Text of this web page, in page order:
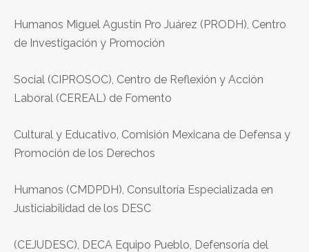
Humanos Miguel Agustín Pro Juárez (PRODH), Centro
de Investigación y Promoción
Social (CIPROSOC), Centro de Reflexión y Acción
Laboral (CEREAL) de Fomento
Cultural y Educativo, Comisión Mexicana de Defensa y
Promoción de los Derechos
Humanos (CMDPDH), Consultoría Especializada en
Justiciabilidad de los DESC
(CEJUDESC), DECA Equipo Pueblo, Defensoría del